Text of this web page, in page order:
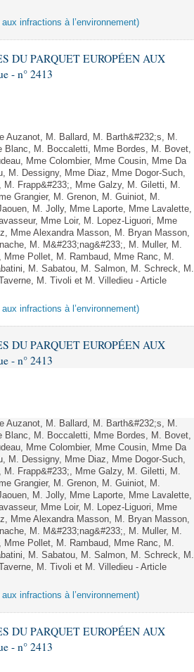
infractions à l’environnement)
DU PARQUET EUROPÉEN AUX
- n° 2413
Auzanot, M. Ballard, M. Barth&#232;s, M.
Blanc, M. Boccaletti, Mme Bordes, M. Bovet,
Mme Colombier, Mme Cousin, Mme Da
M. Dessigny, Mme Diaz, Mme Dogor-Such,
Frapp&#233;, Mme Galzy, M. Giletti, M.
Grangier, M. Grenon, M. Guiniot, M.
M. Jolly, Mme Laporte, Mme Lavalette,
Mme Loir, M. Lopez-Liguori, Mme
Mme Alexandra Masson, M. Bryan Masson,
M. M&#233;nag&#233;, M. Muller, M.
Pollet, M. Rambaud, Mme Ranc, M.
M. Sabatou, M. Salmon, M. Schreck, M.
M. Tivoli et M. Villedieu - Article
infractions à l’environnement)
DU PARQUET EUROPÉEN AUX
- n° 2413
Auzanot, M. Ballard, M. Barth&#232;s, M.
Blanc, M. Boccaletti, Mme Bordes, M. Bovet,
Mme Colombier, Mme Cousin, Mme Da
M. Dessigny, Mme Diaz, Mme Dogor-Such,
Frapp&#233;, Mme Galzy, M. Giletti, M.
Grangier, M. Grenon, M. Guiniot, M.
M. Jolly, Mme Laporte, Mme Lavalette,
Mme Loir, M. Lopez-Liguori, Mme
Mme Alexandra Masson, M. Bryan Masson,
M. M&#233;nag&#233;, M. Muller, M.
Pollet, M. Rambaud, Mme Ranc, M.
M. Sabatou, M. Salmon, M. Schreck, M.
M. Tivoli et M. Villedieu - Article
infractions à l’environnement)
DU PARQUET EUROPÉEN AUX
- n° 2413